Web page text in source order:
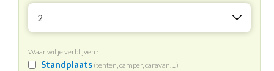
2
Waar wil je verblijven?
Standplaats(tenten, camper, caravan, ...)